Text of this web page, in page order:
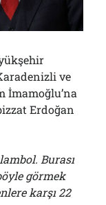
ve
İmamoğlu’na
Erdoğan
Burası
görmek
karşı 22